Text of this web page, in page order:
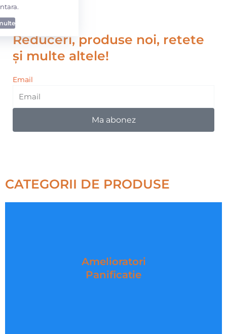
Reduceri, produse noi, retete
și multe altele!
Email
Ma abonez
CATEGORII DE PRODUSE
Amelioratori
Panificatie